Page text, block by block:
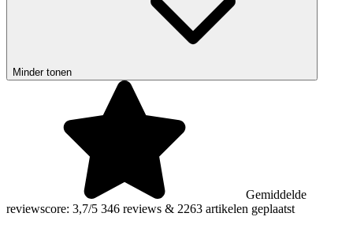
Minder tonen
Gemiddelde
reviewscore: 3,7/5 346 reviews & 2263 artikelen geplaatst